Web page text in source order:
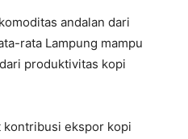
andalan dari
rata Lampung mampu
produktivitas kopi
kontribusi ekspor kopi